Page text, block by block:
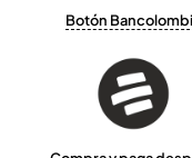
Botón